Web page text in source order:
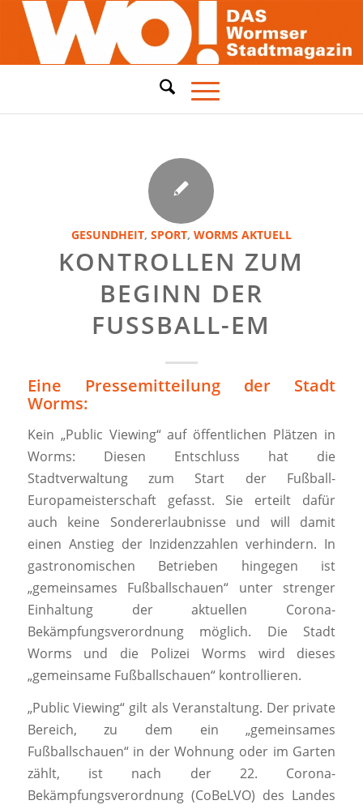
GESUNDHEIT, SPORT, WORMS AKTUELL
KONTROLLEN ZUM
BEGINN DER
FUSSBALL-EM
Eine Pressemitteilung der Stadt
Worms:
Kein „Public Viewing“ auf öffentlichen Plätzen in
Worms: Diesen Entschluss hat die
Stadtverwaltung zum Start der Fußball-
Europameisterschaft gefasst. Sie erteilt dafür
auch keine Sondererlaubnisse und will damit
einen Anstieg der Inzidenzzahlen verhindern. In
gastronomischen Betrieben hingegen ist
„gemeinsames Fußballschauen“ unter strenger
Einhaltung der aktuellen Corona-
Bekämpfungsverordnung möglich. Die Stadt
Worms und die Polizei Worms wird dieses
„gemeinsame Fußballschauen“ kontrollieren.
„Public Viewing“ gilt als Veranstaltung. Der private
Bereich, zu dem ein „gemeinsames
Fußballschauen“ in der Wohnung oder im Garten
zählt, ist nach der 22. Corona-
Bekämpfungsverordnung (CoBeLVO) des Landes